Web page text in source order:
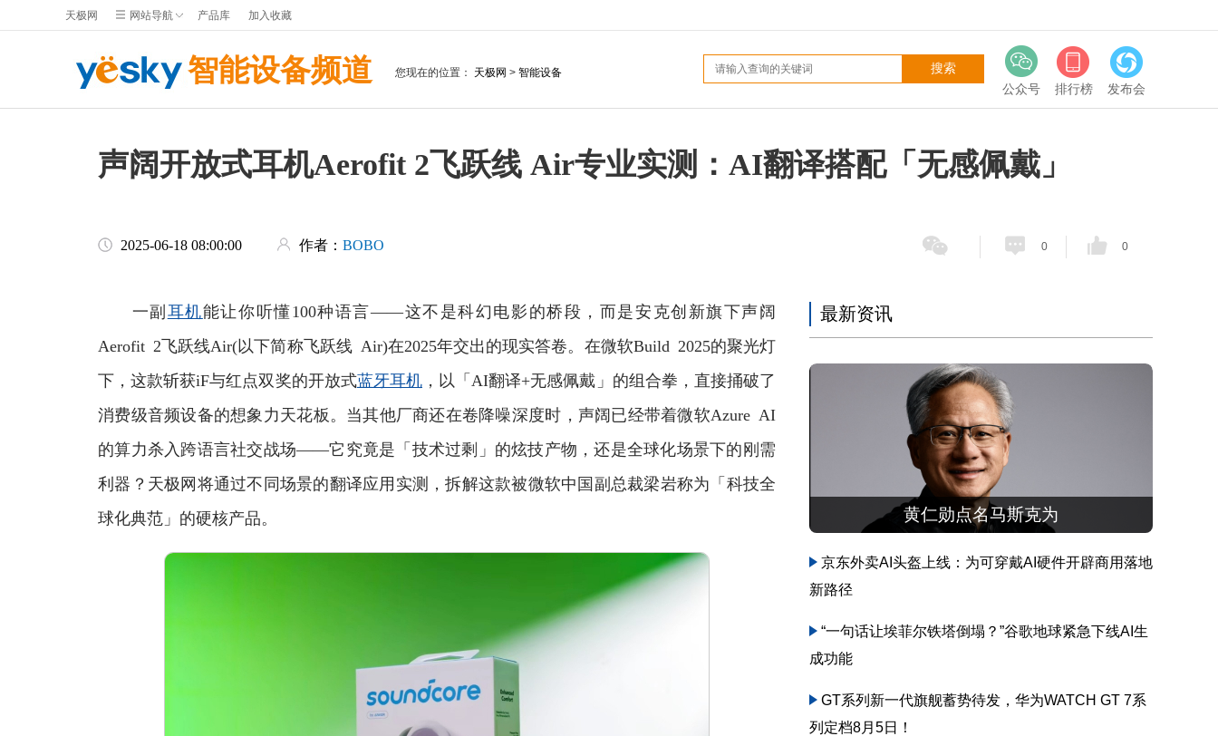
天极网 网站导航 产品库 加入收藏
智能设备频道 您现在的位置： 天极网 > 智能设备
公众号 排行榜 发布会
声阔开放式耳机Aerofit 2飞跃线 Air专业实测：AI翻译搭配「无感佩戴」
2025-06-18 08:00:00 作者： BOBO 0 0
一副 耳机能让你听懂100种语言——这不是科幻电影的桥段，而是安克创新旗下声阔
Aerofit 2飞跃线Air(以下简称飞跃线 Air)在2025年交出的现实答卷。在微软Build 2025的聚光灯
下，这款斩获iF与红点双奖的开放式蓝牙耳机，以「AI翻译+无感佩戴」的组合拳，直接捅破了
消费级音频设备的想象力天花板。当其他厂商还在卷降噪深度时，声阔已经带着微软Azure AI
的算力杀入跨语言社交战场——它究竟是「技术过剩」的炫技产物，还是全球化场景下的刚需
利器？天极网将通过不同场景的翻译应用实测，拆解这款被微软中国副总裁梁岩称为「科技全
球化典范」的硬核产品。
最新资讯
黄仁勋点名马斯克为
京东外卖AI头盔上线：为可穿戴AI硬件开辟商用落地
新路径
“一句话让埃菲尔铁塔倒塌？”谷歌地球紧急下线AI生
成功能
GT系列新一代旗舰蓄势待发，华为WATCH GT 7系
列定档8月5日！